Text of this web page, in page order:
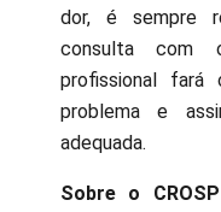
dor, é sempre
consulta com
profissional fará
problema e
adequada.
Sobre o CROSP